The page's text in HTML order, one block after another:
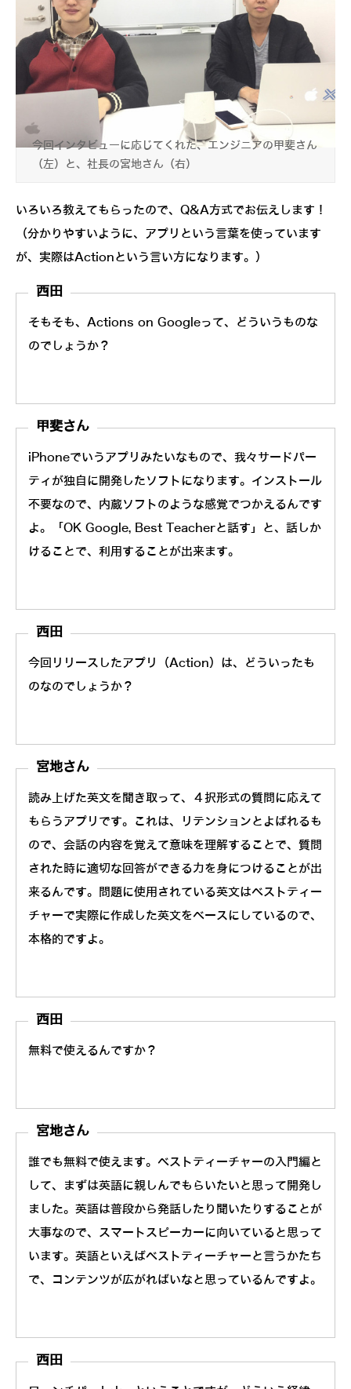
今回インタビューに応じてくれた、エンジニアの甲斐さん
（左）と、社長の宮地さん（右）
いろいろ教えてもらったので、Q&A方式でお伝えします！
（分かりやすいように、アプリという言葉を使っています
が、実際はActionという言い方になります。）
西田
そもそも、Actions on Googleって、どういうものな
のでしょうか？
甲斐さん
iPhoneでいうアプリみたいなもので、我々サードパー
ティが独自に開発したソフトになります。インストール
不要なので、内蔵ソフトのような感覚でつかえるんです
よ。「OK Google, Best Teacherと話す」と、話しか
けることで、利用することが出来ます。
西田
今回リリースしたアプリ（Action）は、どういったも
のなのでしょうか？
宮地さん
読み上げた英文を聞き取って、４択形式の質問に応えて
もらうアプリです。これは、リテンションとよばれるも
ので、会話の内容を覚えて意味を理解することで、質問
された時に適切な回答ができる力を身につけることが出
来るんです。問題に使用されている英文はベストティー
チャーで実際に作成した英文をベースにしているので、
本格的ですよ。
西田
無料で使えるんですか？
宮地さん
誰でも無料で使えます。ベストティーチャーの入門編と
して、まずは英語に親しんでもらいたいと思って開発し
ました。英語は普段から発話したり聞いたりすることが
大事なので、スマートスピーカーに向いていると思って
います。英語といえばベストティーチャーと言うかたち
で、コンテンツが広がればいなと思っているんですよ。
西田